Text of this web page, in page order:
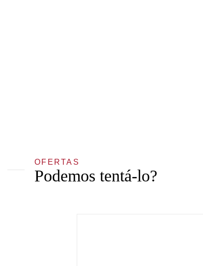
OFERTAS
Podemos tentá-lo?